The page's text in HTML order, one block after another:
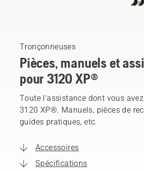
Tronçonneuses
Pièces, manuels et
pour 3120 XP®
Toute l'assistance dont vous
3120 XP®. Manuels, pièces de
guides pratiques, etc.
Accessoires
Spécifications